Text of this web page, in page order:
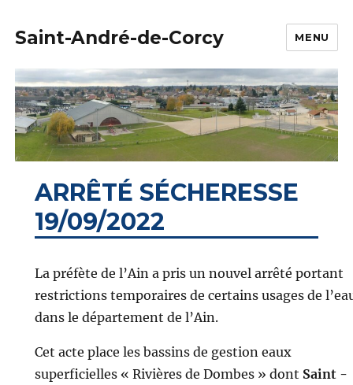
Saint-André-de-Corcy MENU
ARRÊTÉ SÉCHERESSE
19/09/2022
La préfète de l’Ain a pris un nouvel arrêté portant
restrictions temporaires de certains usages de
dans le département de l’Ain.
Cet acte place les bassins de gestion eaux
superficielles « Rivières de Dombes » dont Saint -